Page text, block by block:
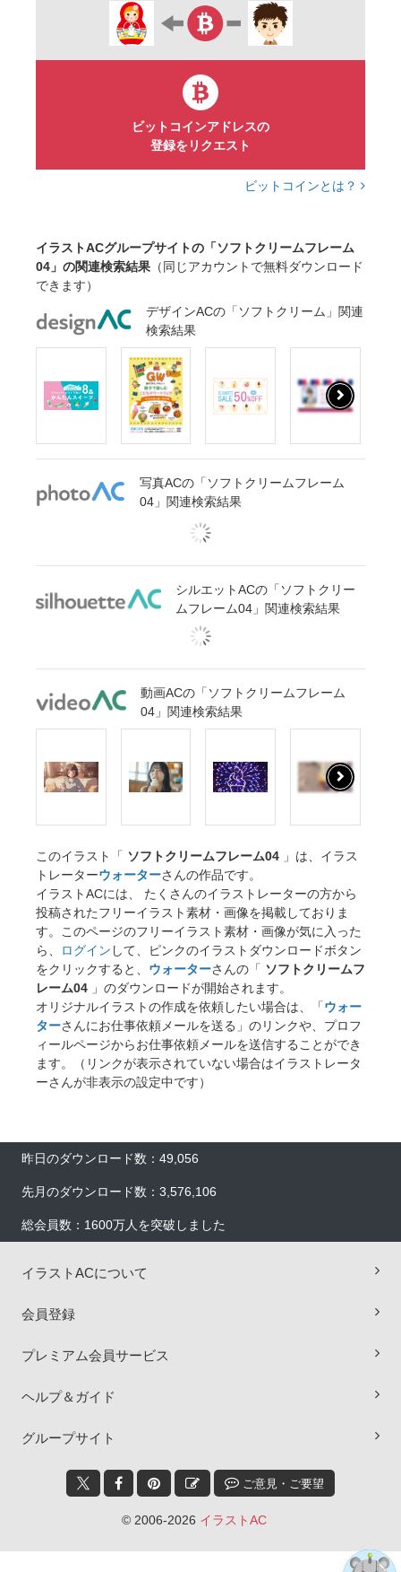
ビットコインアドレスの
登録をリクエスト
ビットコインとは？
イラストACグループサイトの「ソフトクリームフレーム
04」の関連検索結果 （同じアカウントで無料ダウンロード
できます）
デザインACの「ソフトクリーム」関連
検索結果
写真ACの「ソフトクリームフレーム
04」関連検索結果
シルエットACの「ソフトクリー
ムフレーム04」関連検索結果
動画ACの「ソフトクリームフレーム
04」関連検索結果
このイラスト「 ソフトクリームフレーム04 」は、イラス
トレーターウォーターさんの作品です。
イラストACには、 たくさんのイラストレーターの方から
投稿されたフリーイラスト素材・画像を掲載しておりま
す。このページのフリーイラスト素材・画像が気に入った
ら、
ログイン して、ピンクのイラストダウンロードボタン
をクリックすると、 ウォーターさんの「 ソフトクリームフ
レーム04 」のダウンロードが開始されます。
オリジナルイラストの作成を依頼したい場合は、「ウォー
ターさんにお仕事依頼メールを送る」のリンクや、プロフ
ィールページからお仕事依頼メールを送信することができ
ます。（リンクが表示されていない場合はイラストレータ
ーさんが非表示の設定中です）
昨日のダウンロード数：49,056
先月のダウンロード数：3,576,106
総会員数：1600万人を突破しました
イラストACについて
会員登録
プレミアム会員サービス
ヘルプ＆ガイド
グループサイト
ご意見・ご要望
© 2006-2026 イラストAC